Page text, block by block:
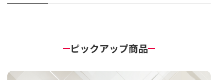
ピックアップ商品